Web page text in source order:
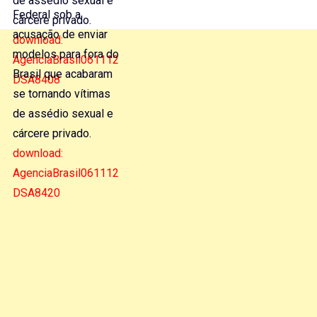
cárcere privado.
download:
AgenciaBrasil061112
DSA8408
Federal sob a
acusação de enviar
modelos para fora do
Brasil que acabaram
se tornando vítimas
de assédio sexual e
cárcere privado.
download:
AgenciaBrasil061112
DSA8420